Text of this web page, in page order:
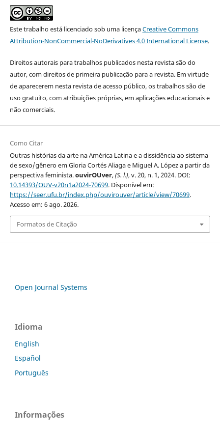
Este trabalho está licenciado sob uma licençaCreative Commons
Attribution-NonCommercial-NoDerivatives 4.0 International License.
Direitos autorais para trabalhos publicados nesta revista são do
autor, com direitos de primeira publicação para a revista. Em virtude
de aparecerem nesta revista de acesso público, os trabalhos são de
uso gratuito, com atribuições próprias, em aplicações educacionais e
não comerciais.
Como Citar
Outras histórias da arte na América Latina e a dissidência ao sistema
de sexo/gênero em Gloria Cortés Aliaga e Miguel A. López a partir da
perspectiva feminista.ouvirOUver,[S. l.], v. 20, n. 1, 2024. DOI:
10.14393/OUV-v20n1a2024-70699. Disponível em:
https://seer.ufu.br/index.php/ouvirouver/article/view/70699.
Acesso em: 6 ago. 2026.
Formatos de Citação
Open Journal Systems
Idioma
English
Español
Português
Informações